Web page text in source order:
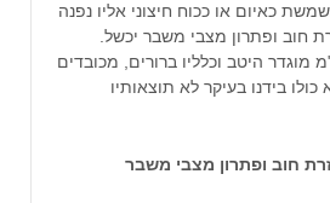
כאיום או ככוח חיצוני אליו נפנה
חוב ופתרון מצבי משבר יכשל.
מוגדר היטב וכלליו ברורים, מכובדים
בידנו בעיקר לא תוצאותיו
חוב ופתרון מצבי משבר